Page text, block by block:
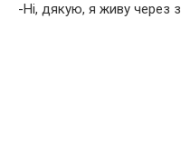
-Ні, дякую, я живу через